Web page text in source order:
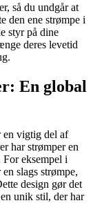
så du undgår at
den ene strømpe i
styr på dine
deres levetid
En global
en vigtig del af
har strømper en
eksempel i
slags strømpe,
design gør det
unik stil, der har